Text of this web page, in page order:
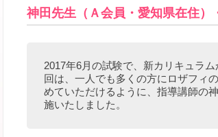
神田先生（Ａ会員・愛知県在住）
2017年6月の試験で、新カリキュラ
回は、一人でも多くの方にロザフィ
めていただけるように、指導講師の
施いたしました。